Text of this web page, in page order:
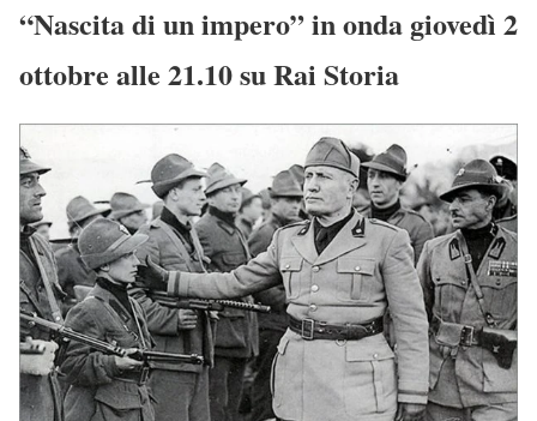
“Nascita di un impero” in onda giovedì 2
ottobre alle 21.10 su Rai Storia